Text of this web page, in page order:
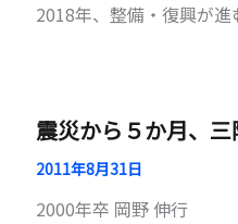
2018年、整備・復興が進
震災から５か月、
2011年8月31日
2000年卒 岡野 伸行